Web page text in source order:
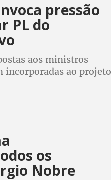
pressão
PL do
aos ministros
incorporadas ao projeto
os
Nobre